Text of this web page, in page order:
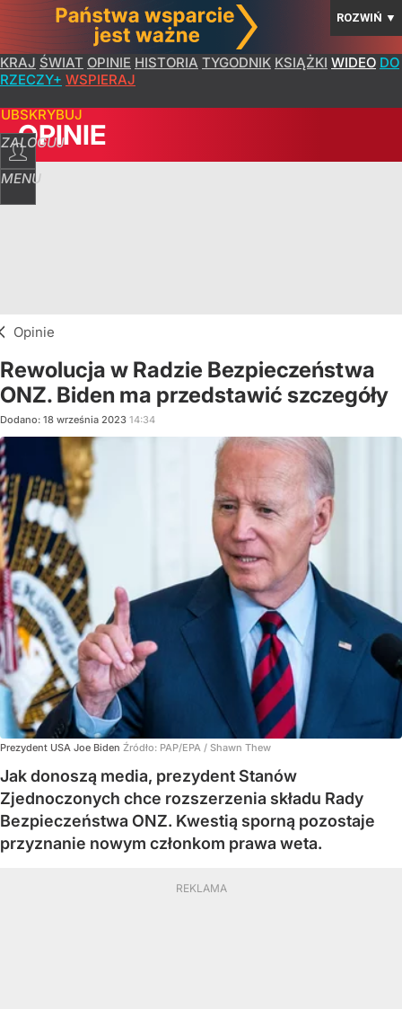
ROZWIŃ ▼
KRAJ ŚWIAT OPINIE HISTORIA TYGODNIK KSIĄŻKI WIDEO DO
RZECZY+ WSPIERAJ
ZALOGUJ
MENU
OPINIE
Opinie
Rewolucja w Radzie Bezpieczeństwa
ONZ. Biden ma przedstawić szczegóły
Dodano: 18 września 2023 14:34
Prezydent USA Joe Biden Źródło: PAP/EPA / Shawn Thew
Jak donoszą media, prezydent Stanów
Zjednoczonych chce rozszerzenia składu Rady
Bezpieczeństwa ONZ. Kwestią sporną pozostaje
przyznanie nowym członkom prawa weta.